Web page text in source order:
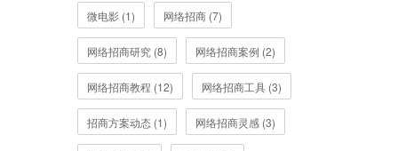
微电影 (1) 网络招商 (7)
网络招商研究 (8) 网络招商案例 (2)
网络招商教程 (12) 网络招商工具 (3)
招商方案动态 (1) 网络招商灵感 (3)